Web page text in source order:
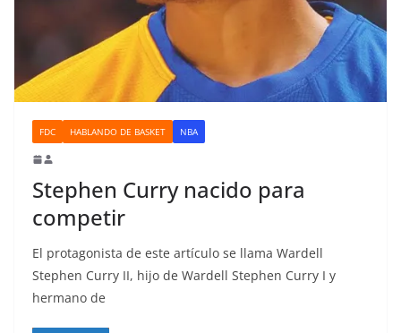
FDC HABLANDO DE BASKET NBA
Stephen Curry nacido para
competir
El protagonista de este artículo se llama Wardell
Stephen Curry II, hijo de Wardell Stephen Curry I y
hermano de